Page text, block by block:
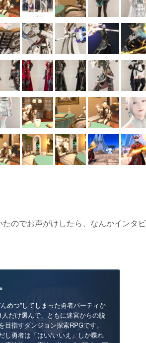
のでお声がけしたら、なんかインタビ
んめつ”してしまった勇者パーティか
人だけ選んで、ともに迷宮からの脱
目指すダンジョン探索RPGです。
し勇者は「はい/いいえ」しか喋れ